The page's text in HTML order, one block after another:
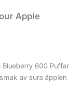
Apple
600 Puffar
av sura äpplen